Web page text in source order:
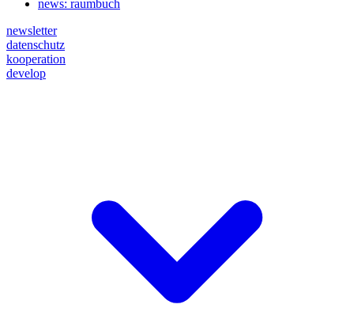
news: raumbuch
newsletter
datenschutz
kooperation
develop